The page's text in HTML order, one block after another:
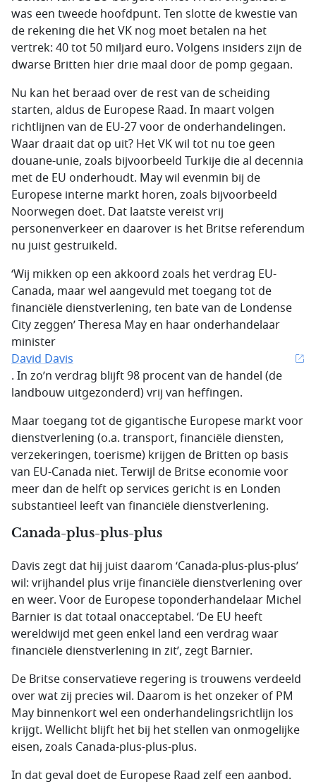
was een tweede hoofdpunt. Ten slotte de kwestie van
de rekening die het VK nog moet betalen na het
vertrek: 40 tot 50 miljard euro. Volgens insiders zijn de
dwarse Britten hier drie maal door de pomp gegaan.
Nu kan het beraad over de rest van de scheiding
starten, aldus de Europese Raad. In maart volgen
richtlijnen van de EU-27 voor de onderhandelingen.
Waar draait dat op uit? Het VK wil tot nu toe geen
douane-unie, zoals bijvoorbeeld Turkije die al decennia
met de EU onderhoudt. May wil evenmin bij de
Europese interne markt horen, zoals bijvoorbeeld
Noorwegen doet. Dat laatste vereist vrij
personenverkeer en daarover is het Britse referendum
nu juist gestruikeld.
‘Wij mikken op een akkoord zoals het verdrag EU-
Canada, maar wel aangevuld met toegang tot de
financiële dienstverlening, ten bate van de Londense
City zeggen’ Theresa May en haar onderhandelaar
minister
David Davis
. In zo’n verdrag blijft 98 procent van de handel (de
landbouw uitgezonderd) vrij van heffingen.
Maar toegang tot de gigantische Europese markt voor
dienstverlening (o.a. transport, financiële diensten,
verzekeringen, toerisme) krijgen de Britten op basis
van EU-Canada niet. Terwijl de Britse economie voor
meer dan de helft op services gericht is en Londen
substantieel leeft van financiële dienstverlening.
Canada-plus-plus-plus
Davis zegt dat hij juist daarom ‘Canada-plus-plus-plus’
wil: vrijhandel plus vrije financiële dienstverlening over
en weer. Voor de Europese toponderhandelaar Michel
Barnier is dat totaal onacceptabel. ‘De EU heeft
wereldwijd met geen enkel land een verdrag waar
financiële dienstverlening in zit’, zegt Barnier.
De Britse conservatieve regering is trouwens verdeeld
over wat zij precies wil. Daarom is het onzeker of PM
May binnenkort wel een onderhandelingsrichtlijn los
krijgt. Wellicht blijft het bij het stellen van onmogelijke
eisen, zoals Canada-plus-plus-plus.
In dat geval doet de Europese Raad zelf een aanbod.